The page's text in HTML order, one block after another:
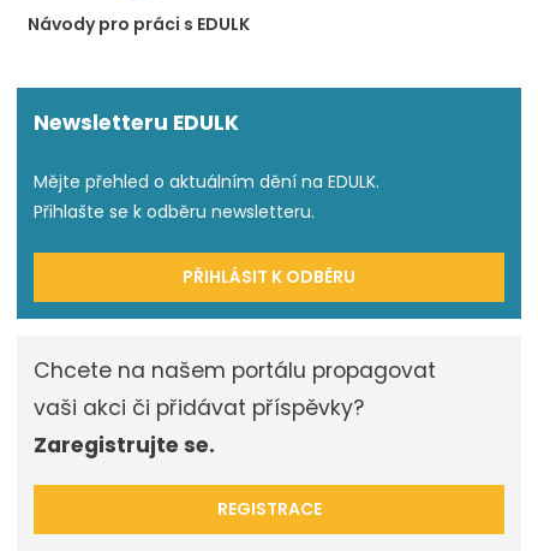
Návody pro práci s EDULK
Newsletteru EDULK
Mějte přehled o aktuálním dění na EDULK.
Přihlašte se k odběru newsletteru.
PŘIHLÁSIT K ODBĚRU
Chcete na našem portálu propagovat
vaši akci či přidávat příspěvky?
Zaregistrujte se.
REGISTRACE